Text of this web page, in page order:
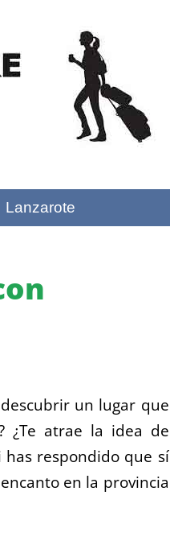
Lanzarote
un lugar que
¿Te atrae la idea de
respondido que sí
en la provincia